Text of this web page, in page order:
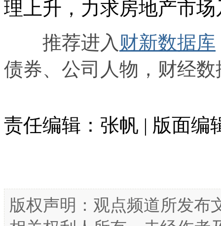
理上升，力求房地产市
推荐进入 财新数据库
债券、公司人物，财经
责任编辑：张帆 | 版面编
版权声明：观点频道所发布